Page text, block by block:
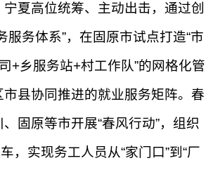
高位统筹、主动出击，通过创
服务体系”，在固原市试点打造“市
+乡服务站+村工作队”的网格化管
县协同推进的就业服务矩阵。春
固原等市开展“春风行动”，组织
，实现务工人员从“家门口”到“厂